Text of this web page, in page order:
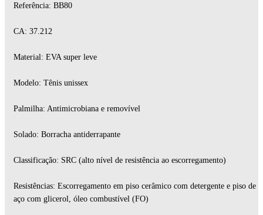
Referência: BB80
CA: 37.212
Material: EVA super leve
Modelo: Tênis unissex
Palmilha: Antimicrobiana e removível
Solado: Borracha antiderrapante
Classificação: SRC (alto nível de resistência ao escorregamento)
Resistências: Escorregamento em piso cerâmico com detergente e piso de
aço com glicerol, óleo combustível (FO)